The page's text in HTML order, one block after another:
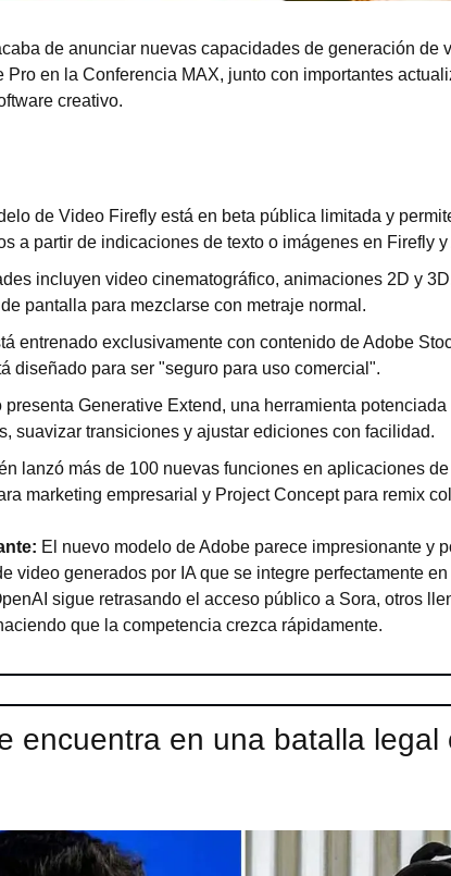
de anunciar nuevas capacidades de generación de
Pro en la Conferencia MAX, junto con importantes
creativo.
de Video Firefly está en beta pública limitada y
a partir de indicaciones de texto o imágenes en Firefly
incluyen video cinematográfico, animaciones 2D y
pantalla para mezclarse con metraje normal.
entrenado exclusivamente con contenido de Adobe
diseñado para ser "seguro para uso comercial".
presenta Generative Extend, una herramienta
suavizar transiciones y ajustar ediciones con facilidad.
lanzó más de 100 nuevas funciones en aplicaciones
marketing empresarial y Project Concept para remix
El nuevo modelo de Adobe parece impresionante y
video generados por IA que se integre perfectamente
sigue retrasando el acceso público a Sora, otros
que la competencia crezca rápidamente.
encuentra en una batalla